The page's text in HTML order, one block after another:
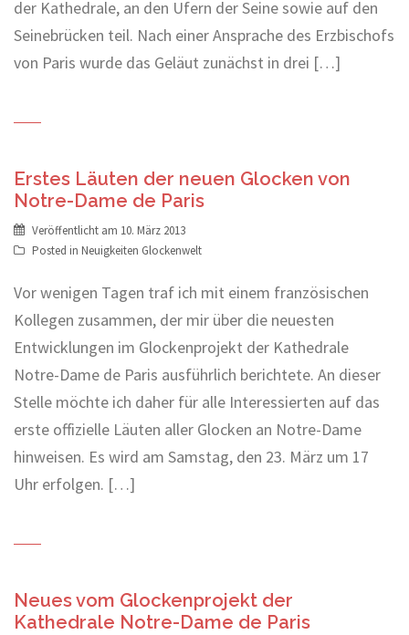
der Kathedrale, an den Ufern der Seine sowie auf den
Seinebrücken teil. Nach einer Ansprache des Erzbischofs
von Paris wurde das Geläut zunächst in drei […]
Erstes Läuten der neuen Glocken von
Notre-Dame de Paris
Veröffentlicht am 10. März 2013
Posted in Neuigkeiten Glockenwelt
Vor wenigen Tagen traf ich mit einem französischen
Kollegen zusammen, der mir über die neuesten
Entwicklungen im Glockenprojekt der Kathedrale
Notre-Dame de Paris ausführlich berichtete. An dieser
Stelle möchte ich daher für alle Interessierten auf das
erste offizielle Läuten aller Glocken an Notre-Dame
hinweisen. Es wird am Samstag, den 23. März um 17
Uhr erfolgen. […]
Neues vom Glockenprojekt der
Kathedrale Notre-Dame de Paris